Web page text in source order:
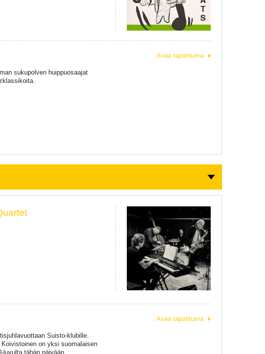
sukupolven huippuosaajat
Avaa tapahtuma
Suisto-klubille.
on yksi suomalaisen
tähän päivään.
Avaa tapahtuma